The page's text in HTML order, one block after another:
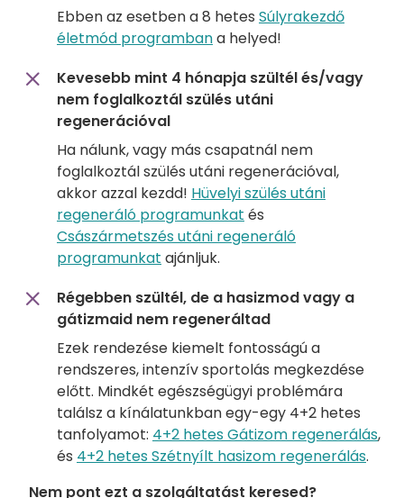
Ebben az esetben a 8 hetes Súlyrakezdő
életmód programbana helyed!
Kevesebb mint 4 hónapja szültél és/vagy
nem foglalkoztál szülés utáni
regenerációval
Ha nálunk, vagy más csapatnál nem
foglalkoztál szülés utáni regenerációval,
akkor azzal kezdd! Hüvelyi szülés utáni
regeneráló programunkat és
Császármetszés utáni regeneráló
programunkat ajánljuk.
Régebben szültél, de a hasizmod vagy a
gátizmaid nem regeneráltad
Ezek rendezése kiemelt fontosságú a
rendszeres, intenzív sportolás megkezdése
előtt. Mindkét egészségügyi problémára
találsz a kínálatunkban egy-egy 4+2 hetes
tanfolyamot: 4+2 hetes Gátizom regenerálás,
és 4+2 hetes Szétnyílt hasizom regenerálás.
Nem pont ezt a szolgáltatást keresed?